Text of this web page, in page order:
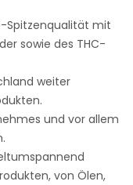
Spitzenqualität mit
sowie des THC-
weiter
und vor allem
von Ölen,